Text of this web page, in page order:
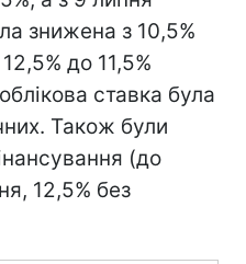
знижена з 10,5%
до 11,5%
ставка була
Також були
(до
12,5% без